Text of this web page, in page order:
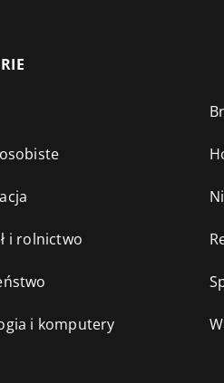
i rolnictwo
i komputery